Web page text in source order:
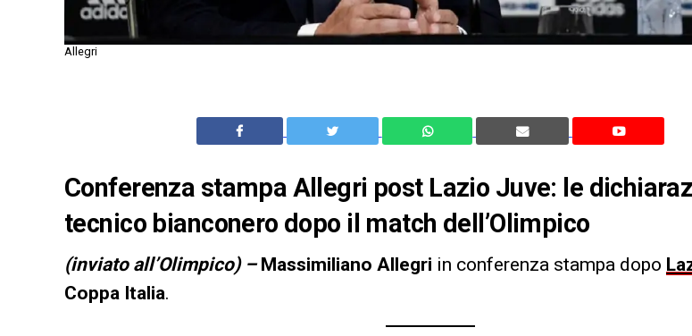
Allegri
Conferenza stampa Allegri post Lazio Juve: le
tecnico bianconero dopo il match dell’Olimpico
(inviato all’Olimpico) – Massimiliano Allegri in conferenza stampa dopo
Coppa Italia.